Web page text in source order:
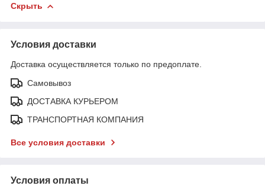
Скрыть
Условия доставки
Доставка осуществляется только по предоплате.
Самовывоз
ДОСТАВКА КУРЬЕРОМ
ТРАНСПОРТНАЯ КОМПАНИЯ
Все условия доставки
Условия оплаты